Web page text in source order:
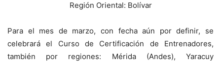
Región Oriental: Bolívar
Para el mes de marzo, con fecha aún por definir, se
celebrará el Curso de Certificación de Entrenadores,
también por regiones: Mérida (Andes), Yaracuy